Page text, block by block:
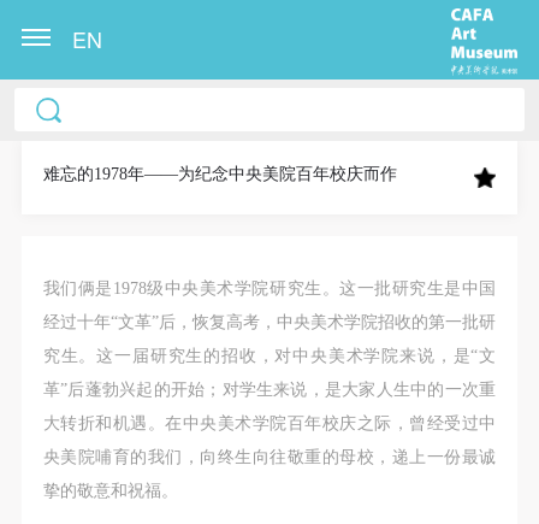
EN
难忘的1978年——为纪念中央美院百年校庆而作
我们俩是1978级中央美术学院研究生。这一批研究生是中国
经过十年“文革”后，恢复高考，中央美术学院招收的第一批研
究生。这一届研究生的招收，对中央美术学院来说，是“文
革”后蓬勃兴起的开始；对学生来说，是大家人生中的一次重
大转折和机遇。在中央美术学院百年校庆之际，曾经受过中
央美院哺育的我们，向终生向往敬重的母校，递上一份最诚
挚的敬意和祝福。
中央美术学院美术馆出版授权协议书
称“CAFAM”），愿意将本人参与中央美术学院美术馆
果（如参与工作坊创作的作品）提交中央美术学院用
作发表、出版。中央美术学院可以以电子、网络及其
它数字媒体形式公开出版，并同意编入《中国知识资
源总库》《中央美术学院资料库》《中央美术学院美
术馆资料库》等相关资料、文献、档案机构和平台，
在中央美术学院中使用和在互联网上传播，同意按相
关“章程”规定享受相关权益。
中央美术学院美术馆出版授权协议书
称“CAFAM”），愿意将本人参与中央美术学院美术馆
果（如参与工作坊创作的作品）提交中央美术学院用
作发表、出版。中央美术学院可以以电子、网络及其
它数字媒体形式公开出版，并同意编入《中国知识资
源总库》《中央美术学院资料库》《中央美术学院美
术馆资料库》等相关资料、文献、档案机构和平台，
在中央美术学院中使用和在互联网上传播，同意按相
关“章程”规定享受相关权益。
中央美术学院美术馆出版授权协议书
称“CAFAM”），愿意将本人参与中央美术学院美术馆
果（如参与工作坊创作的作品）提交中央美术学院用
作发表、出版。中央美术学院可以以电子、网络及其
它数字媒体形式公开出版，并同意编入《中国知识资
源总库》《中央美术学院资料库》《中央美术学院美
术馆资料库》等相关资料、文献、档案机构和平台，
在中央美术学院中使用和在互联网上传播，同意按相
关“章程”规定享受相关权益。